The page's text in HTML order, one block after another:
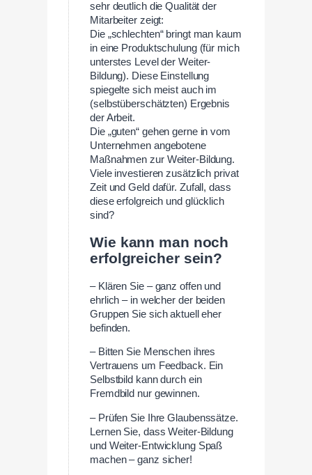
sehr deutlich die Qualität der
Mitarbeiter zeigt:
Die „schlechten“ bringt man kaum
in eine Produktschulung (für mich
unterstes Level der Weiter-
Bildung). Diese Einstellung
spiegelte sich meist auch im
(selbstüberschätzten) Ergebnis
der Arbeit.
Die „guten“ gehen gerne in vom
Unternehmen angebotene
Maßnahmen zur Weiter-Bildung.
Viele investieren zusätzlich privat
Zeit und Geld dafür. Zufall, dass
diese erfolgreich und glücklich
sind?
Wie kann man noch
erfolgreicher sein?
– Klären Sie – ganz offen und
ehrlich – in welcher der beiden
Gruppen Sie sich aktuell eher
befinden.
– Bitten Sie Menschen ihres
Vertrauens um Feedback. Ein
Selbstbild kann durch ein
Fremdbild nur gewinnen.
– Prüfen Sie Ihre Glaubenssätze.
Lernen Sie, dass Weiter-Bildung
und Weiter-Entwicklung Spaß
machen – ganz sicher!